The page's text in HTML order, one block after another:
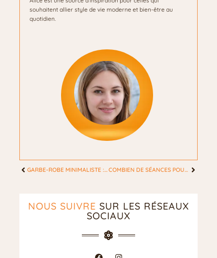
souhaitent allier style de vie moderne et bien-être au
quotidien.
GARBE-ROBE MINIMALISTE : COMMENT LA COMPOSER ? COMBIEN DE SÉANCES POUR UNE ÉPILATION DÉFINITIVE ?
NOUS SUIVRE SUR LES RÉSEAUX
SOCIAUX